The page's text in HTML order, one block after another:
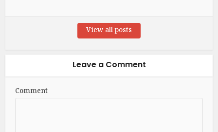
View all posts
Leave a Comment
Comment